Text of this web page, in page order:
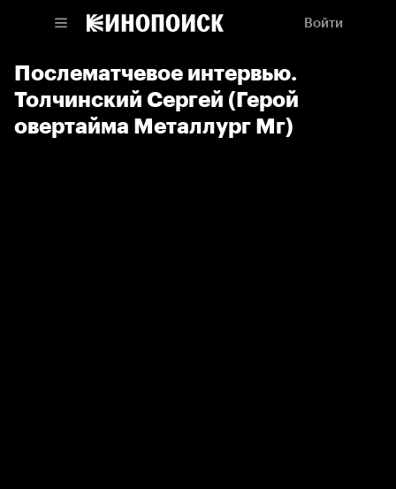
Войти
Послематчевое интервью.
Толчинский Сергей (Герой
овертайма Металлург Мг)